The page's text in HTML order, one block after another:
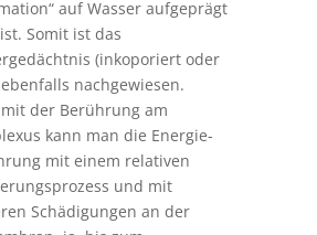
auf Wasser aufgeprägt
Somit ist das
(inkoporiert oder
nachgewiesen.
der Berührung am
kann man die Energie-
mit einem relativen
und mit
Schädigungen an der